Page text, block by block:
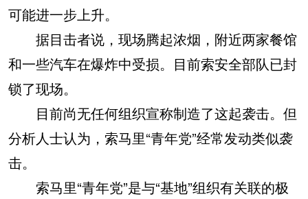
可能进一步上升。
据目击者说，现场腾起浓烟，附近两家餐馆
和一些汽车在爆炸中受损。目前索安全部队已封
锁了现场。
目前尚无任何组织宣称制造了这起袭击。但
分析人士认为，索马里“青年党”经常发动类似袭
击。
索马里“青年党”是与“基地”组织有关联的极